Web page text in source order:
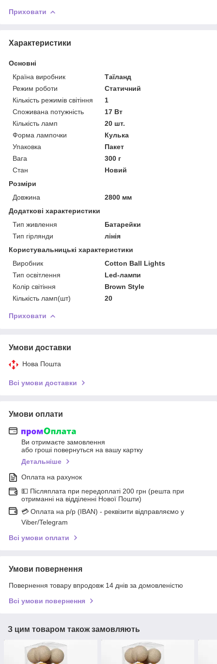
Приховати
Характеристики
Основні
Країна виробник
Таїланд
Режим роботи
Статичний
Кількість режимів світіння
1
Споживана потужність
17 Вт
Кількість ламп
20 шт.
Форма лампочки
Кулька
Упаковка
Пакет
Вага
300 г
Стан
Новий
Розміри
Довжина
2800 мм
Додаткові характеристики
Тип живлення
Батарейки
Тип гірлянди
лінія
Користувальницькі характеристики
Виробник
Cotton Ball Lights
Тип освітлення
Led-лампи
Колір світіння
Brown Style
Кількість ламп(шт)
20
Приховати
Умови доставки
Нова Пошта
Всі умови доставки
Умови оплати
Ви отримаєте замовлення
або гроші повернуться на вашу картку
Детальніше
Оплата на рахунок
💵 Післяплата при передоплаті 200 грн (решта при
отриманні на відділенні Нової Пошти)
💳 Оплата на р/р (IBAN) - реквізити відправляємо у
Viber/Telegram
Всі умови оплати
Умови повернення
Повернення товару впродовж 14 днів за домовленістю
Всі умови повернення
З цим товаром також замовляють